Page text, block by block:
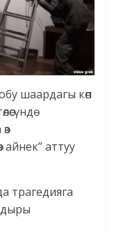
шаардагы көп
айнек” аттуу
трагедияга